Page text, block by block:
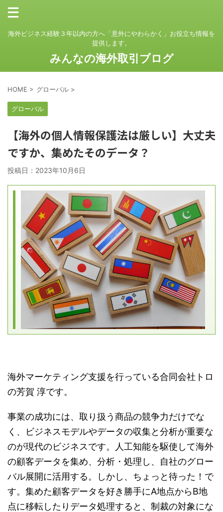
海外ビジネス経験３年以内の方へ「意外にやわらかく」お役立ち情報を
提供します。
みんなの海外取引ブログ
HOME > グローバル >
グローバル
【海外の個人情報保護法は厳しい】大丈夫
ですか、集めたそのデータ？
投稿日： 2023年10月6日
海外マーケティング支援を行っている合同会社トロ
の芳賀 淳です。
事業の成功には、取り扱う商品の競争力だけでな
く、ビジネスモデルやデータの収集と分析が重要な
のが現代のビジネスです。人工知能を駆使して海外
の顧客データを集め、分析・処理し、自社のグロー
バル展開に活用する。しかし、ちょっと待った！で
す。集めた顧客データを好き勝手にA地点からB地
点に移転したりデータ処理すると、制裁の対象にな